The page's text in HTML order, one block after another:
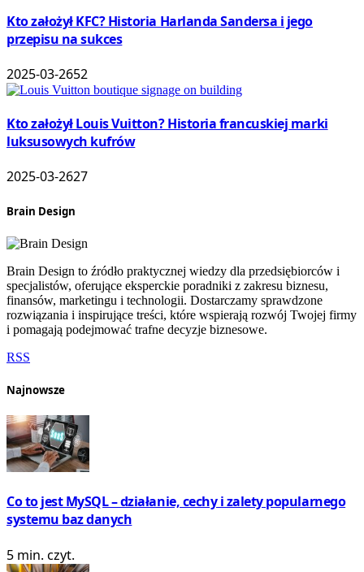
Kto założył KFC? Historia Harlanda Sandersa i jego
przepisu na sukces
2025-03-2652
Kto założył Louis Vuitton? Historia francuskiej marki
luksusowych kufrów
2025-03-2627
Brain Design
Brain Design to źródło praktycznej wiedzy dla przedsiębiorców i
specjalistów, oferujące eksperckie poradniki z zakresu biznesu,
finansów, marketingu i technologii. Dostarczamy sprawdzone
rozwiązania i inspirujące treści, które wspierają rozwój Twojej firmy
i pomagają podejmować trafne decyzje biznesowe.
RSS
Najnowsze
Co to jest MySQL – działanie, cechy i zalety popularnego
systemu baz danych
5 min. czyt.